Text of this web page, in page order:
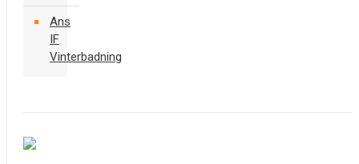
Ans
IF
Vinterbadning